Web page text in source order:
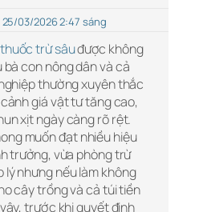
25/03/2026 2:47 sáng
thuốc trừ sâuđược không
con nông dân và cả
thường xuyên thắc
giá vật tư tăng cao,
xịt ngày càng rõ rệt.
muốn đạt nhiều hiệu
trưởng, vừa phòng trừ
lý nhưng nếu làm không
cây trồng và cả túi tiền
trước khi quyết định